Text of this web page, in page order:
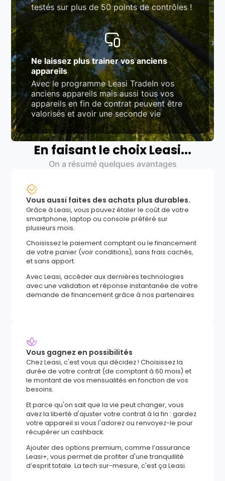
testés sur plus de 50 points de contrôles !
Ne laissez plus trainer vos anciens
appareils
Avec le programme Leasi TradeIn vos
anciens appareils mais aussi tous vos
appareils en fin de contrat peuvent être
valorisés et avoir une seconde vie
En faisant le choix Leasi...
On a résumé quelques avantages
Vous aussi faites des achats plus durables.
Grâce à Leasi, vous pouvez étaler le coût de votre
smartphone, laptop ou console préféré sur
plusieurs mois.
Choisissez le paiement comptant ou le financement
de votre panier (voir conditions), sans frais cachés,
et sans apport.
Avec Leasi, accéder aux dernières technologies
avec une validation et réponse instantanée de votre
demande de financement grâce à nos partenaires
Vous gagnez en possibilités
Chez Leasi, c'est vous qui décidez ! Choisissez la
durée de votre contrat (de comptant à 60 mois) et
le montant de vos mensualités en fonction de vos
besoins.
Et parce qu'on sait que la vie peut changer, vous
avez la liberté d'ajuster votre contrat à la fin : gardez
votre appareil si vous l'adorez ou renvoyez-le pour
récupérer un cashback.
Ajouter des options premium, comme l’assurance
Leasi+, vous permet de profiter d'une tranquillité
d’esprit totale. La tech sur-mesure, c'est ça Leasi.